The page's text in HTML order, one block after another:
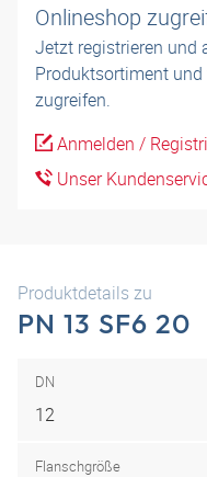
Onlineshop
Jetzt registrieren und
Produktsortiment
zugreifen.
Anmelden /
Unser
Produktdetails zu
PN 13 SF6 20
DN
12
Flanschgröße